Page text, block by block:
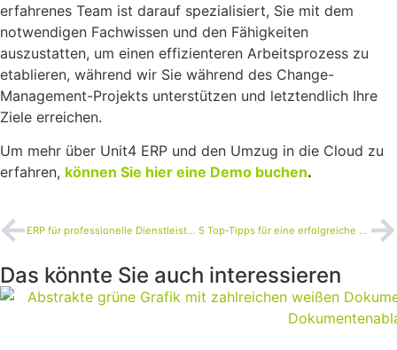
erfahrenes Team ist darauf spezialisiert, Sie mit dem
notwendigen Fachwissen und den Fähigkeiten
auszustatten, um einen effizienteren Arbeitsprozess zu
etablieren, während wir Sie während des Change-
Management-Projekts unterstützen und letztendlich Ihre
Ziele erreichen.
Um mehr über Unit4 ERP und den Umzug in die Cloud zu
erfahren, können Sie hier eine Demo buchen.
ERP für professionelle Dienstleistungsunternehmen 5 Top-Tipps für eine erfolgreiche ERP-Implementierung
Das könnte Sie auch interessieren